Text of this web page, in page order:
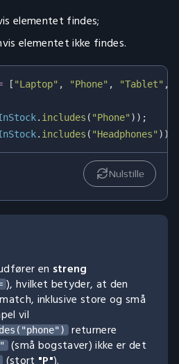
elementet findes;
elementet ikke findes.
[ "Laptop" , "Phone" , "Tablet" ,
. includes ( "Phone" ) ) ;
. includes ( "Headphones" ) )
Nulstille
en streng
), hvilket betyder, at den
inklusive store og små
vil
returnere
(små bogstaver) ikke er det